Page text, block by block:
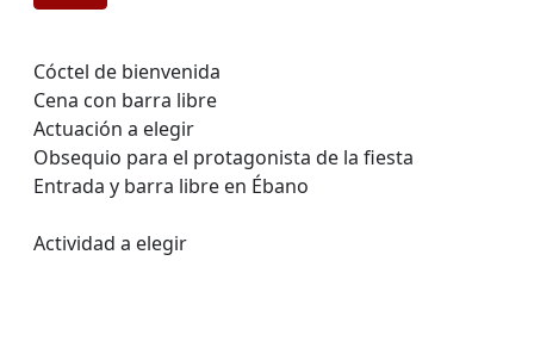
Cóctel de bienvenida
Cena con barra libre
Actuación a elegir
Obsequio para el protagonista de la fiesta
Entrada y barra libre en Ébano
Actividad a elegir